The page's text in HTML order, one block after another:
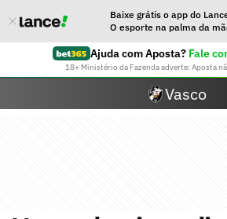
Baixe grátis o app do
O esporte na palma da
Ajuda com Aposta? Fale
18+ Ministério da Fazenda adverte: Aposta
Vasco